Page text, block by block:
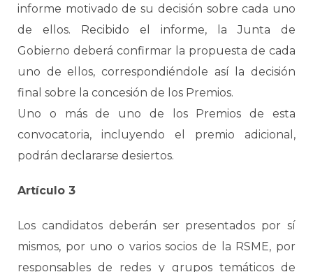
informe motivado de su decisión sobre cada uno
de ellos. Recibido el informe, la Junta de
Gobierno deberá confirmar la propuesta de cada
uno de ellos, correspondiéndole así la decisión
final sobre la concesión de los Premios.
Uno o más de uno de los Premios de esta
convocatoria, incluyendo el premio adicional,
podrán declararse desiertos.
Artículo 3
Los candidatos deberán ser presentados por sí
mismos, por uno o varios socios de la RSME, por
responsables de redes y grupos temáticos de